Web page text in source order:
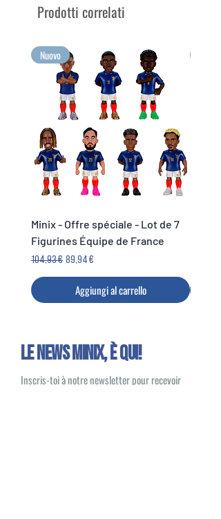
personaggio
preferiti con Minix
Raccogli le tue emozioni più
grandi in formato Minix!
Prodotti correlati
Nuovo
Minix - Offre spéciale - Lot de 7
Figurines Équipe de France
Prezzo regolare
104,93 € Prezzo scontato
89,94 €
Aggiungi al carrello
Le news Minix, È QUI!
Inscris-toi à notre newsletter pour recevoir